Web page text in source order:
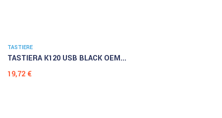
TASTIERE
TASTIERA K120 USB BLACK OEM...
Prezzo
19,72 €